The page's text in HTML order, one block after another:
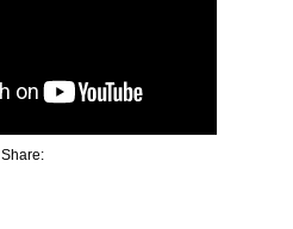
Share: